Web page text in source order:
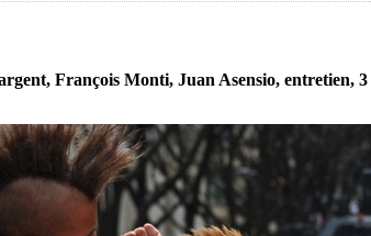
François Monti, Juan Asensio, entretien, 3